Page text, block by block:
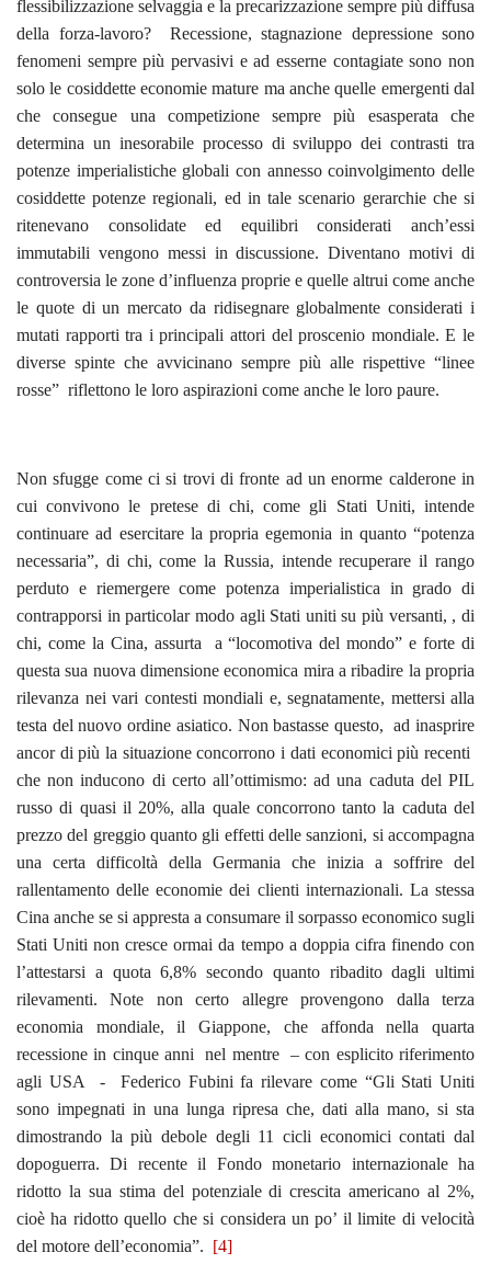
flessibilizzazione selvaggia e la precarizzazione sempre più diffusa
della forza-lavoro? Recessione, stagnazione depressione sono
fenomeni sempre più pervasivi e ad esserne contagiate sono non
solo le cosiddette economie mature ma anche quelle emergenti dal
che consegue una competizione sempre più esasperata che
determina un inesorabile processo di sviluppo dei contrasti tra
potenze imperialistiche globali con annesso coinvolgimento delle
cosiddette potenze regionali, ed in tale scenario gerarchie che si
ritenevano consolidate ed equilibri considerati anch’essi
immutabili vengono messi in discussione. Diventano motivi di
controversia le zone d’influenza proprie e quelle altrui come anche
le quote di un mercato da ridisegnare globalmente considerati i
mutati rapporti tra i principali attori del proscenio mondiale. E le
diverse spinte che avvicinano sempre più alle rispettive “linee
rosse” riflettono le loro aspirazioni come anche le loro paure.
Non sfugge come ci si trovi di fronte ad un enorme calderone in
cui convivono le pretese di chi, come gli Stati Uniti, intende
continuare ad esercitare la propria egemonia in quanto “potenza
necessaria”, di chi, come la Russia, intende recuperare il rango
perduto e riemergere come potenza imperialistica in grado di
contrapporsi in particolar modo agli Stati uniti su più versanti, , di
chi, come la Cina, assurta a “locomotiva del mondo” e forte di
questa sua nuova dimensione economica mira a ribadire la propria
rilevanza nei vari contesti mondiali e, segnatamente, mettersi alla
testa del nuovo ordine asiatico. Non bastasse questo, ad inasprire
ancor di più la situazione concorrono i dati economici più recenti
che non inducono di certo all’ottimismo: ad una caduta del PIL
russo di quasi il 20%, alla quale concorrono tanto la caduta del
prezzo del greggio quanto gli effetti delle sanzioni, si accompagna
una certa difficoltà della Germania che inizia a soffrire del
rallentamento delle economie dei clienti internazionali. La stessa
Cina anche se si appresta a consumare il sorpasso economico sugli
Stati Uniti non cresce ormai da tempo a doppia cifra finendo con
l’attestarsi a quota 6,8% secondo quanto ribadito dagli ultimi
rilevamenti. Note non certo allegre provengono dalla terza
economia mondiale, il Giappone, che affonda nella quarta
recessione in cinque anni nel mentre – con esplicito riferimento
agli USA - Federico Fubini fa rilevare come “Gli Stati Uniti
sono impegnati in una lunga ripresa che, dati alla mano, si sta
dimostrando la più debole degli 11 cicli economici contati dal
dopoguerra. Di recente il Fondo monetario internazionale ha
ridotto la sua stima del potenziale di crescita americano al 2%,
cioè ha ridotto quello che si considera un po’ il limite di velocità
del motore dell’economia”. [4]